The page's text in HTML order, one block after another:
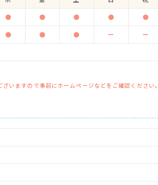
● ● ● ● ●
● ● ● ー ー
いますので事前にホームページなどをご確認ください。